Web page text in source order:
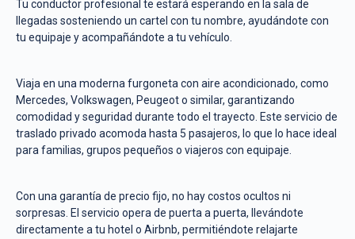
Tu conductor profesional te estará esperando en la sala de
llegadas sosteniendo un cartel con tu nombre, ayudándote con
tu equipaje y acompañándote a tu vehículo.
Viaja en una moderna furgoneta con aire acondicionado, como
Mercedes, Volkswagen, Peugeot o similar, garantizando
comodidad y seguridad durante todo el trayecto. Este servicio de
traslado privado acomoda hasta 5 pasajeros, lo que lo hace ideal
para familias, grupos pequeños o viajeros con equipaje.
Con una garantía de precio fijo, no hay costos ocultos ni
sorpresas. El servicio opera de puerta a puerta, llevándote
directamente a tu hotel o Airbnb, permitiéndote relajarte